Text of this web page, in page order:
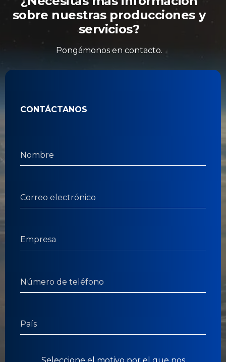
sobre nuestras producciones y
servicios?
Pongámonos en contacto.
CONTÁCTANOS